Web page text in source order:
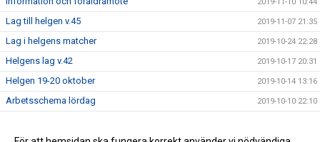
Lag till helgen v.45 2019-11-07 21:35
Lag i helgens matcher 2019-10-24 22:28
Helgens lag v.42 2019-10-17 20:31
Helgen 19-20 oktober 2019-10-14 13:16
Arbetsschema lördag 2019-10-10 22:10